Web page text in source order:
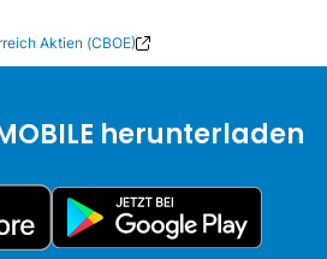
Aktien (CBOE)
herunterladen